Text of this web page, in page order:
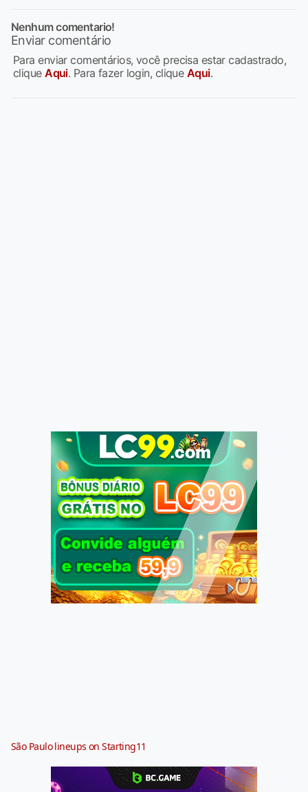
Nenhum comentario!
Enviar comentário
Para enviar comentários, você precisa estar cadastrado,
cliqueAqui. Para fazer login, clique Aqui.
São Paulo lineups on Starting11